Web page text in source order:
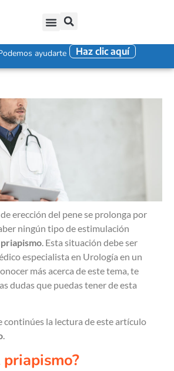
ayudarte Haz clic aquí
erección del pene se prolonga por
ningún tipo de estimulación
priapismo. Esta situación debe ser
especialista en Urología en un
más acerca de este tema, te
dudas que puedas tener de esta
continúes la lectura de este artículo
.
priapismo?